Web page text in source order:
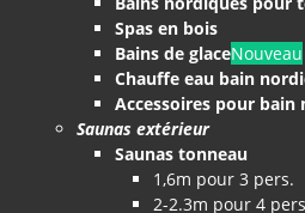
Spas en bois
Bains de glaceNouveau
Chauffe eau bain
Accessoires pour bain
Saunas extérieur
Saunas tonneau
1,6m pour 3 pers.
2-2.3m pour 4